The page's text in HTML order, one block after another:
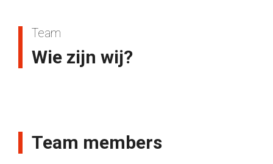
Team
Wie zijn wij?
Team members